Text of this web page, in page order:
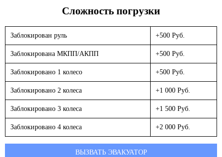
Сложность погрузки
Заблокирован руль +500 Руб.
Заблокирована МКПП/АКПП +500 Руб.
Заблокировано 1 колесо +500 Руб.
Заблокировано 2 колеса +1 000 Руб.
Заблокировано 3 колеса +1 500 Руб.
Заблокировано 4 колеса +2 000 Руб.
ВЫЗВАТЬ ЭВАКУАТОР